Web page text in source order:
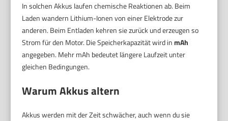
In solchen Akkus laufen chemische Reaktionen ab. Beim
Laden wandern Lithium-Ionen von einer Elektrode zur
anderen. Beim Entladen kehren sie zurück und erzeugen so
Strom für den Motor. Die Speicherkapazität wird inmAh
angegeben. Mehr mAh bedeutet längere Laufzeit unter
gleichen Bedingungen.
Warum Akkus altern
Akkus werden mit der Zeit schwächer, auch wenn du sie